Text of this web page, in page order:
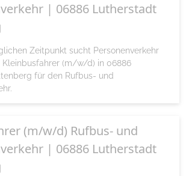
| 06886 Lutherstadt
Zeitpunkt sucht Personenverkehr
Kleinbusfahrer (m/w/d) in 06886
für den Rufbus- und
(m/w/d) Rufbus- und
| 06886 Lutherstadt